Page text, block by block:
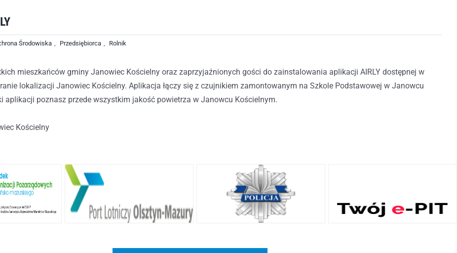
Środowiska , Przedsiębiorca , Rolnik
mieszkańców gminy Janowiec Kościelny oraz zaprzyjaźnionych gości do zainstalowania aplikacji AIRLY dostępnej w
lokalizacji Janowiec Kościelny. Aplikacja łączy się z czujnikiem zamontowanym na Szkole Podstawowej w Janowcu
aplikacji poznasz przede wszystkim jakość powietrza w Janowcu Kościelnym.
Kościelny